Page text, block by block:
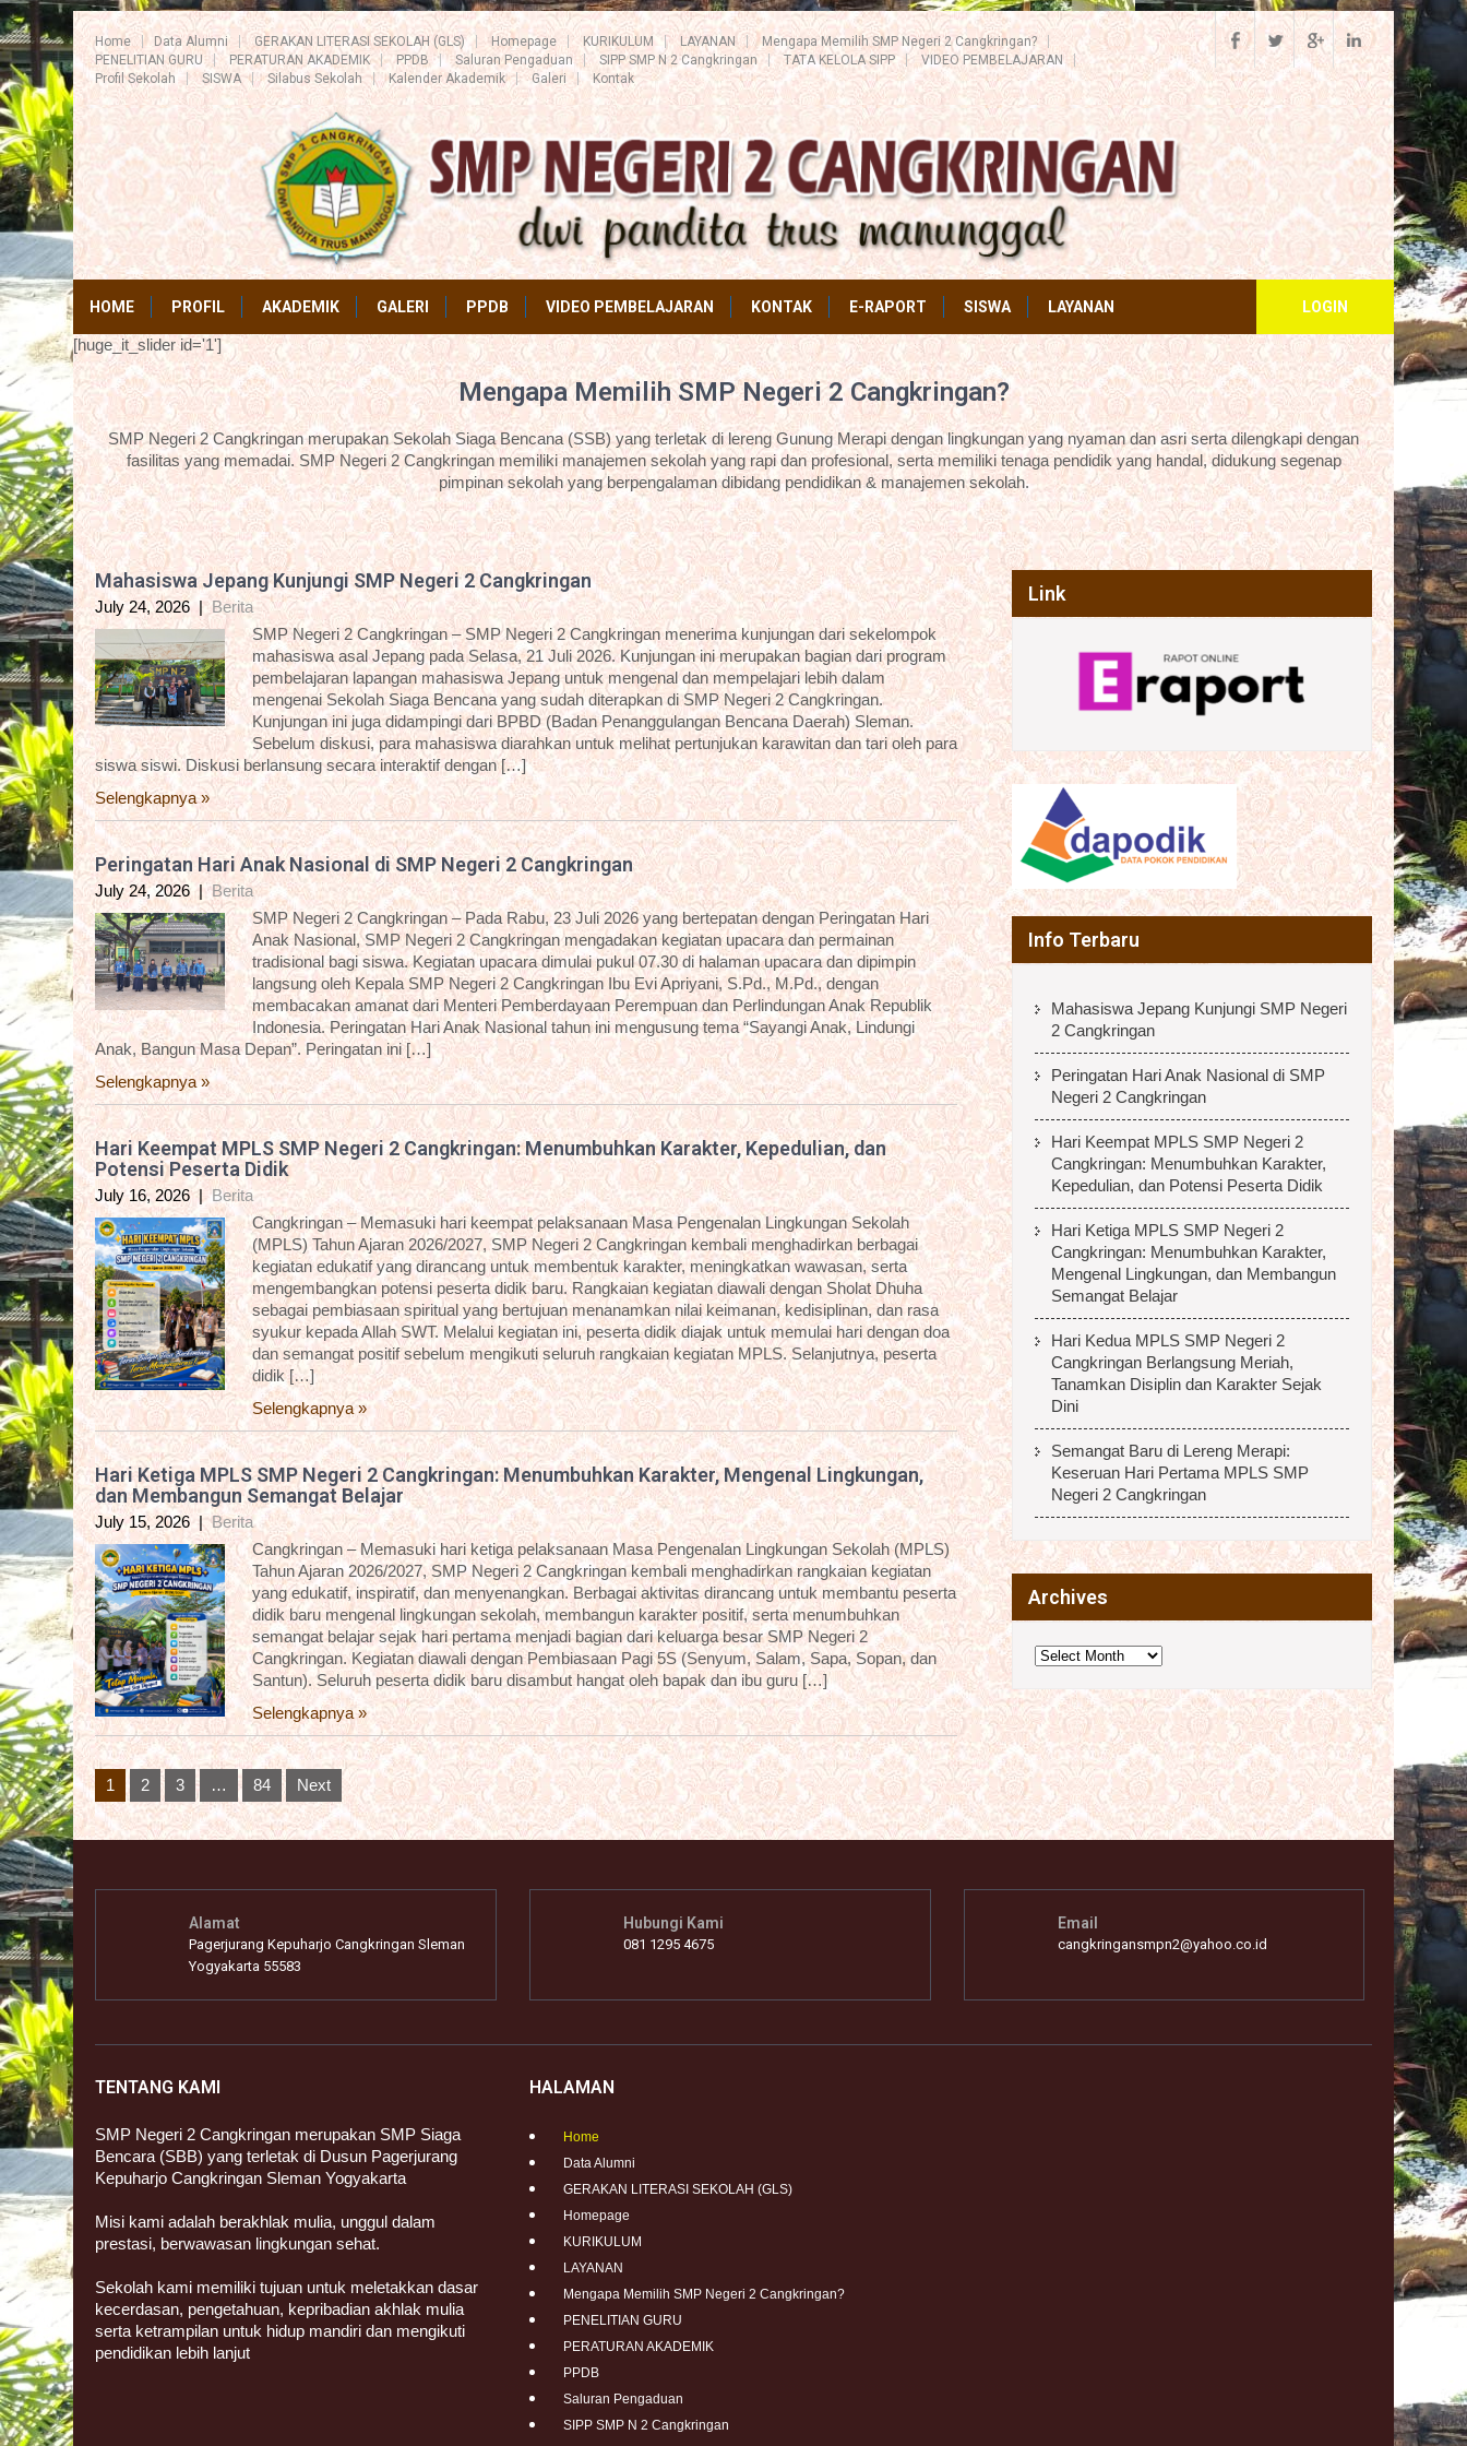
Home Data Alumni GERAKAN LITERASI SEKOLAH (GLS) Homepage KURIKULUM LAYANAN
Mengapa Memilih SMP Negeri 2 Cangkringan?
PENELITIAN GURU
PERATURAN AKADEMIK PPDB Saluran Pengaduan SIPP SMP N 2 Cangkringan TATA KELOLA SIPP
VIDEO PEMBELAJARAN
Profil Sekolah
SISWA Silabus Sekolah Kalender Akademik Galeri Kontak
HOME PROFIL AKADEMIK GALERI PPDB VIDEO PEMBELAJARAN KONTAK E-RAPORT SISWA LAYANAN LOGIN
[huge_it_slider id='1']
Mengapa Memilih SMP Negeri 2 Cangkringan?
SMP Negeri 2 Cangkringan merupakan Sekolah Siaga Bencana (SSB) yang terletak di lereng Gunung Merapi dengan lingkungan yang nyaman dan asri serta dilengkapi dengan
fasilitas yang memadai. SMP Negeri 2 Cangkringan memiliki manajemen sekolah yang rapi dan profesional, serta memiliki tenaga pendidik yang handal, didukung segenap
pimpinan sekolah yang berpengalaman dibidang pendidikan & manajemen sekolah.
Mahasiswa Jepang Kunjungi SMP Negeri 2 Cangkringan
July 24, 2026 | Berita
SMP Negeri 2 Cangkringan – SMP Negeri 2 Cangkringan menerima kunjungan dari sekelompok
mahasiswa asal Jepang pada Selasa, 21 Juli 2026. Kunjungan ini merupakan bagian dari program
pembelajaran lapangan mahasiswa Jepang untuk mengenal dan mempelajari lebih dalam
mengenai Sekolah Siaga Bencana yang sudah diterapkan di SMP Negeri 2 Cangkringan.
Kunjungan ini juga didampingi dari BPBD (Badan Penanggulangan Bencana Daerah) Sleman.
Sebelum diskusi, para mahasiswa diarahkan untuk melihat pertunjukan karawitan dan tari oleh para
siswa siswi. Diskusi berlansung secara interaktif dengan […]
Selengkapnya »
Peringatan Hari Anak Nasional di SMP Negeri 2 Cangkringan
July 24, 2026 |Berita
SMP Negeri 2 Cangkringan – Pada Rabu, 23 Juli 2026 yang bertepatan dengan Peringatan Hari
Anak Nasional, SMP Negeri 2 Cangkringan mengadakan kegiatan upacara dan permainan
tradisional bagi siswa. Kegiatan upacara dimulai pukul 07.30 di halaman upacara dan dipimpin
langsung oleh Kepala SMP Negeri 2 Cangkringan Ibu Evi Apriyani, S.Pd., M.Pd., dengan
membacakan amanat dari Menteri Pemberdayaan Perempuan dan Perlindungan Anak Republik
Indonesia. Peringatan Hari Anak Nasional tahun ini mengusung tema “Sayangi Anak, Lindungi
Anak, Bangun Masa Depan”. Peringatan ini […]
Selengkapnya »
Hari Keempat MPLS SMP Negeri 2 Cangkringan: Menumbuhkan Karakter, Kepedulian, dan
Potensi Peserta Didik
July 16, 2026 |Berita
Cangkringan – Memasuki hari keempat pelaksanaan Masa Pengenalan Lingkungan Sekolah
(MPLS) Tahun Ajaran 2026/2027, SMP Negeri 2 Cangkringan kembali menghadirkan berbagai
kegiatan edukatif yang dirancang untuk membentuk karakter, meningkatkan wawasan, serta
mengembangkan potensi peserta didik baru. Rangkaian kegiatan diawali dengan Sholat Dhuha
sebagai pembiasaan spiritual yang bertujuan menanamkan nilai keimanan, kedisiplinan, dan rasa
syukur kepada Allah SWT. Melalui kegiatan ini, peserta didik diajak untuk memulai hari dengan doa
dan semangat positif sebelum mengikuti seluruh rangkaian kegiatan MPLS. Selanjutnya, peserta
didik […]
Selengkapnya »
Hari Ketiga MPLS SMP Negeri 2 Cangkringan: Menumbuhkan Karakter, Mengenal Lingkungan,
dan Membangun Semangat Belajar
July 15, 2026 |Berita
Cangkringan – Memasuki hari ketiga pelaksanaan Masa Pengenalan Lingkungan Sekolah (MPLS)
Tahun Ajaran 2026/2027, SMP Negeri 2 Cangkringan kembali menghadirkan rangkaian kegiatan
yang edukatif, inspiratif, dan menyenangkan. Berbagai aktivitas dirancang untuk membantu peserta
didik baru mengenal lingkungan sekolah, membangun karakter positif, serta menumbuhkan
semangat belajar sejak hari pertama menjadi bagian dari keluarga besar SMP Negeri 2
Cangkringan. Kegiatan diawali dengan Pembiasaan Pagi 5S (Senyum, Salam, Sapa, Sopan, dan
Santun). Seluruh peserta didik baru disambut hangat oleh bapak dan ibu guru […]
Selengkapnya »
Posts
pagination
1 2 3 … 84 Next
Link
Info Terbaru
Mahasiswa Jepang Kunjungi SMP Negeri
2 Cangkringan
Peringatan Hari Anak Nasional di SMP
Negeri 2 Cangkringan
Hari Keempat MPLS SMP Negeri 2
Cangkringan: Menumbuhkan Karakter,
Kepedulian, dan Potensi Peserta Didik
Hari Ketiga MPLS SMP Negeri 2
Cangkringan: Menumbuhkan Karakter,
Mengenal Lingkungan, dan Membangun
Semangat Belajar
Hari Kedua MPLS SMP Negeri 2
Cangkringan Berlangsung Meriah,
Tanamkan Disiplin dan Karakter Sejak
Dini
Semangat Baru di Lereng Merapi:
Keseruan Hari Pertama MPLS SMP
Negeri 2 Cangkringan
Archives
Archives
Alamat
Pagerjurang Kepuharjo Cangkringan Sleman
Yogyakarta 55583
Hubungi Kami
081 1295 4675
Email
cangkringansmpn2@yahoo.co.id
TENTANG KAMI
SMP Negeri 2 Cangkringan merupakan SMP Siaga
Bencara (SBB) yang terletak di Dusun Pagerjurang
Kepuharjo Cangkringan Sleman Yogyakarta
Misi kami adalah berakhlak mulia, unggul dalam
prestasi, berwawasan lingkungan sehat.
Sekolah kami memiliki tujuan untuk meletakkan dasar
kecerdasan, pengetahuan, kepribadian akhlak mulia
serta ketrampilan untuk hidup mandiri dan mengikuti
pendidikan lebih lanjut
HALAMAN
Home
Data Alumni
GERAKAN LITERASI SEKOLAH (GLS)
Homepage
KURIKULUM
LAYANAN
Mengapa Memilih SMP Negeri 2 Cangkringan?
PENELITIAN GURU
PERATURAN AKADEMIK
PPDB
Saluran Pengaduan
SIPP SMP N 2 Cangkringan